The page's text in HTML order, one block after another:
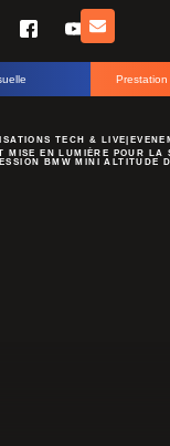
TECH & LIVE
MISE EN LUMIÈRE POUR LA
BMW MINI ALTITUDE